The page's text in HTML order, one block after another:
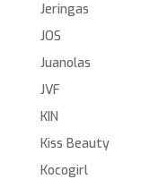
Jeringas
JOS
Juanolas
JVF
KIN
Kiss Beauty
Kocogirl